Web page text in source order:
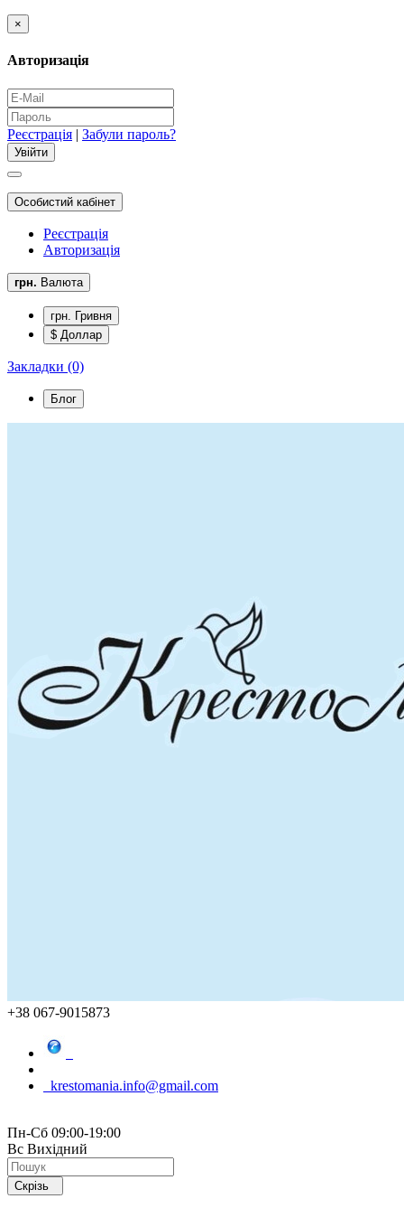
×
Авторизація
Реєстрація | Забули пароль?
Особистий кабінет
Реєстрація
Авторизація
грн. Валюта
грн. Гривня
$ Доллар
Закладки (0)
Блог
+38 067-9015873
krestomania.info@gmail.com
Пн-Сб 09:00-19:00
Вс Вихідний
Скрізь